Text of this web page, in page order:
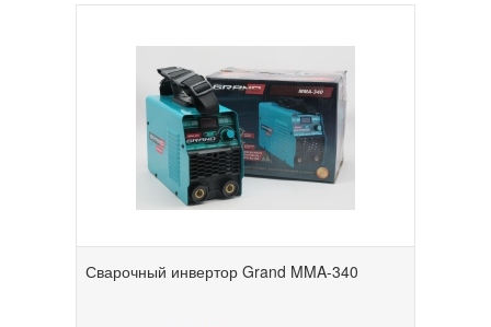
Сварочный инвертор Grand MMA-340